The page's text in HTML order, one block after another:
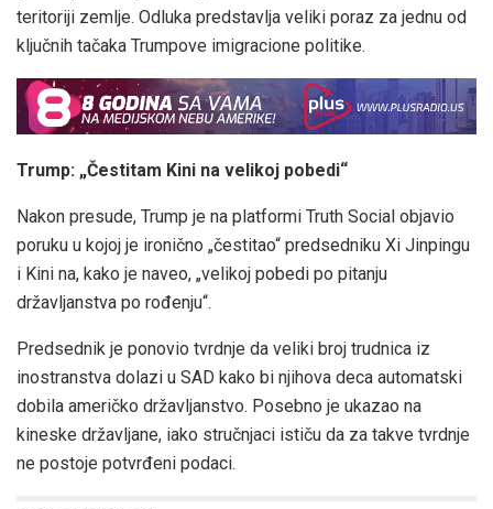
teritoriji zemlje. Odluka predstavlja veliki poraz za jednu od
ključnih tačaka Trumpove imigracione politike.
Trump: „Čestitam Kini na velikoj pobedi“
Nakon presude, Trump je na platformi Truth Social objavio
poruku u kojoj je ironično „čestitao“ predsedniku Xi Jinpingu
i Kini na, kako je naveo, „velikoj pobedi po pitanju
državljanstva po rođenju“.
Predsednik je ponovio tvrdnje da veliki broj trudnica iz
inostranstva dolazi u SAD kako bi njihova deca automatski
dobila američko državljanstvo. Posebno je ukazao na
kineske državljane, iako stručnjaci ističu da za takve tvrdnje
ne postoje potvrđeni podaci.